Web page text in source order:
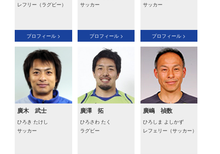
レフリー（ラグビー）
プロフィール >
サッカー
プロフィール >
サッカー
プロフィール >
廣木 武士
ひろき たけし
サッカー
廣澤 拓
ひろさわ たく
ラグビー
廣嶋 禎数
ひろしま よしかず
レフェリー（サッカー）